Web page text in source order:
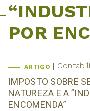
POR
ARTIGO
IMPOSTO SOBRE
NATUREZA E A
ENCOMENDA”